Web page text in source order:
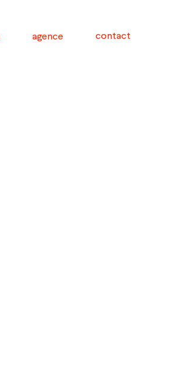
agence contact